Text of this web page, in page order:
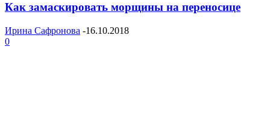
Как замаскировать морщины на переносице
Ирина Сафронова -16.10.2018
0